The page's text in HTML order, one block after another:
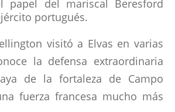
papel del mariscal Beresford
portugués.
visitó a Elvas en varias
la defensa extraordinaria
de la fortaleza de Campo
fuerza francesa mucho más